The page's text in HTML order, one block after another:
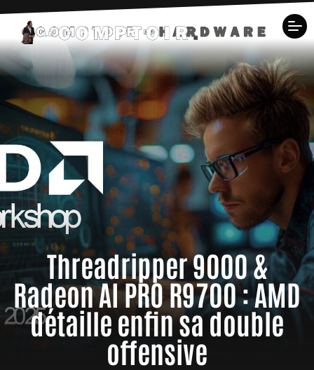
Threadripper 9000 &
Radeon AI PRO R9700 : AMD
détaille enfin sa double
offensive